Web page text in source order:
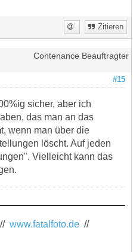
Zitieren
Contenance Beauftragter
#15
sicher, aber ich
das man an das
wenn man über die
löscht. Auf jeden
Vielleicht kann das
//www.fatalfoto.de //